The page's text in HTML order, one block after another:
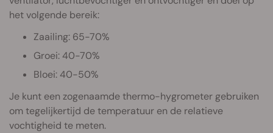
het volgende bereik:
Zaailing: 65-70%
Groei: 40-70%
Bloei: 40-50%
Je kunt een zogenaamde thermo-hygrometer gebruiken
om tegelijkertijd de temperatuur en de relatieve
vochtigheid te meten.